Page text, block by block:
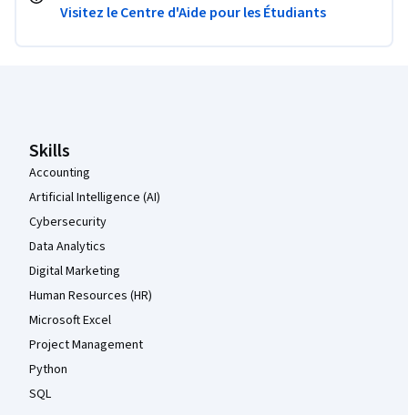
Visitez le Centre d'Aide pour les Étudiants
Skills
Accounting
Artificial Intelligence (AI)
Cybersecurity
Data Analytics
Digital Marketing
Human Resources (HR)
Microsoft Excel
Project Management
Python
SQL